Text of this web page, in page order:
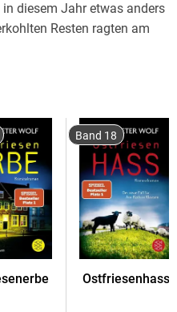
diesem Jahr etwas anders
Resten ragten am
nicht einfach nur tötet.
Band 18
Ostfriesenhass